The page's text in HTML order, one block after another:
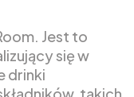
Jest to
się w
drinki
takich